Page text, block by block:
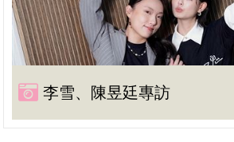
李雪、陳昱廷專訪